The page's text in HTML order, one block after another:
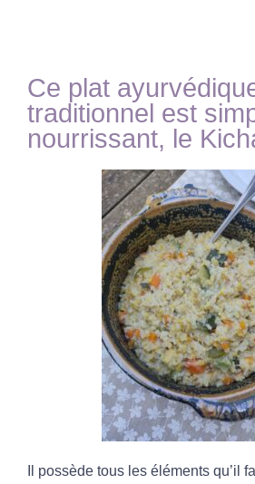
Ce plat
traditionnel est
nourrissant, le
Il possède tous les éléments qu’il